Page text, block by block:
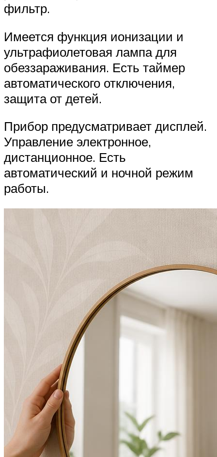
фильтр.
Имеется функция ионизации и
ультрафиолетовая лампа для
обеззараживания. Есть таймер
автоматического отключения,
защита от детей.
Прибор предусматривает дисплей.
Управление электронное,
дистанционное. Есть
автоматический и ночной режим
работы.